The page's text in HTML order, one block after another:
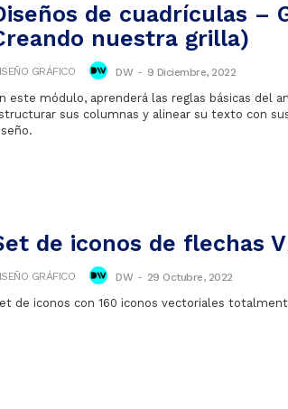
de cuadrículas –
nuestra grilla)
GRÁFICO DW - 9 Diciembre, 2022
este módulo, aprenderá las reglas básicas del
sus columnas y alinear su texto con
de iconos de flechas
GRÁFICO DW - 29 Octubre, 2022
de iconos con 160 iconos vectoriales